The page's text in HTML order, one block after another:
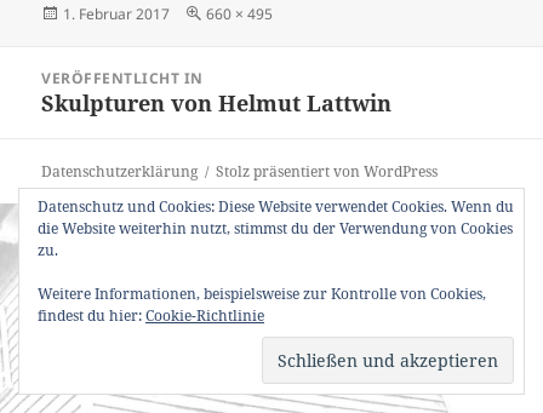
Veröffentlicht
1. Februar 2017 Originalgröße
660 × 495
VERÖFFENTLICHT IN
Skulpturen von Helmut Lattwin
Datenschutzerklärung
Stolz präsentiert von WordPress
Datenschutz und Cookies: Diese Website verwendet Cookies. Wenn du
die Website weiterhin nutzt, stimmst du der Verwendung von Cookies
zu.
Weitere Informationen, beispielsweise zur Kontrolle von Cookies,
findest du hier:Cookie-Richtlinie